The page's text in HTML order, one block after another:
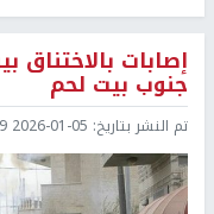
إصابات
جنوب بيت لحم
تم النشر بتاريخ: 2026-01-05 13:39